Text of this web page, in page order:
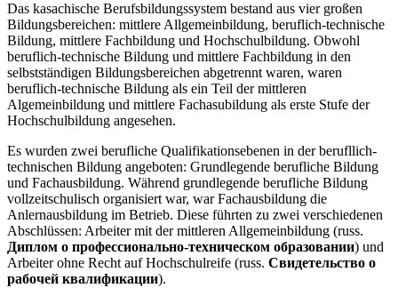
Das kasachische Berufsbildungssystem bestand aus vier großen
Bildungsbereichen: mittlere Allgemeinbildung, beruflich-technische
Bildung, mittlere Fachbildung und Hochschulbildung. Obwohl
beruflich-technische Bildung und mittlere Fachbildung in den
selbstständigen Bildungsbereichen abgetrennt waren, waren
beruflich-technische Bildung als ein Teil der mittleren
Algemeinbildung und mittlere Fachasubildung als erste Stufe der
Hochschulbildung angesehen.
Es wurden zwei berufliche Qualifikationsebenen in der berufllich-
technischen Bildung angeboten: Grundlegende berufliche Bildung
und Fachausbildung. Während grundlegende berufliche Bildung
vollzeitschulisch organisiert war, war Fachausbildung die
Anlernausbildung im Betrieb. Diese führten zu zwei verschiedenen
Abschlüssen: Arbeiter mit der mittleren Allgemeinbildung (russ.
Диплом о профессионально-техническом образовании) und
Arbeiter ohne Recht auf Hochschulreife (russ. Свидетельство о
рабочей квалификации).